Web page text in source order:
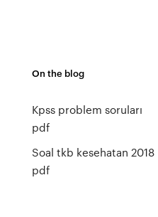
On the blog
Kpss problem soruları
pdf
Soal tkb kesehatan 2018
pdf